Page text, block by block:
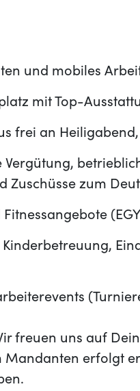
und mobiles
mit Top-
frei an
Vergütung,
Zuschüsse zum
freuen uns auf
Mandanten erfolgt